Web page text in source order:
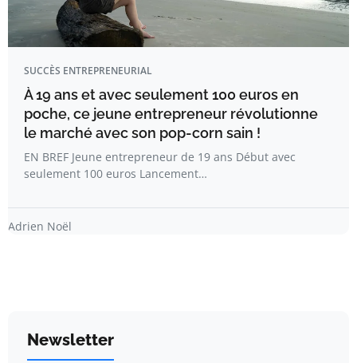
SUCCÈS ENTREPRENEURIAL
À 19 ans et avec seulement 100 euros en
poche, ce jeune entrepreneur révolutionne
le marché avec son pop-corn sain !
EN BREF Jeune entrepreneur de 19 ans Début avec
seulement 100 euros Lancement…
Adrien Noël
Newsletter